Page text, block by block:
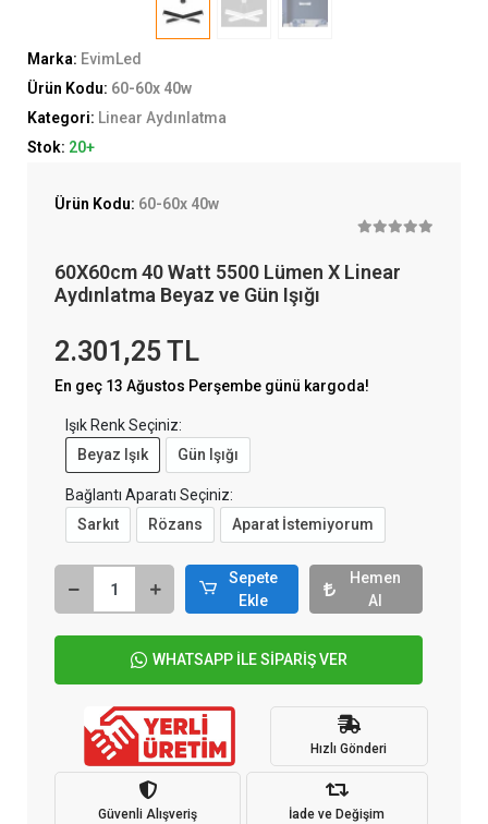
Marka: EvimLed
Ürün Kodu: 60-60x 40w
Kategori: Linear Aydınlatma
Stok: 20+
Ürün Kodu: 60-60x 40w
60X60cm 40 Watt 5500 Lümen X Linear
Aydınlatma Beyaz ve Gün Işığı
2.301,25 TL
En geç 13 Ağustos Perşembe günü kargoda!
Işık Renk Seçiniz:
Beyaz Işık
Gün Işığı
Bağlantı Aparatı Seçiniz:
Sarkıt
Rözans Aparat İstemiyorum
Sepete
Ekle
Hemen
Al
WHATSAPP İLE SİPARİŞ VER
Hızlı Gönderi
Güvenli Alışveriş İade ve Değişim